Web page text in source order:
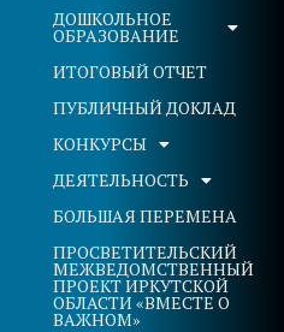
ДОШКОЛЬНОЕ
ОБРАЗОВАНИЕ
ИТОГОВЫЙ ОТЧЕТ
ПУБЛИЧНЫЙ ДОКЛАД
КОНКУРСЫ
ДЕЯТЕЛЬНОСТЬ
БОЛЬШАЯ ПЕРЕМЕНА
ПРОСВЕТИТЕЛЬСКИЙ
МЕЖВЕДОМСТВЕННЫЙ
ПРОЕКТ ИРКУТСКОЙ
ОБЛАСТИ «ВМЕСТЕ О
ВАЖНОМ»